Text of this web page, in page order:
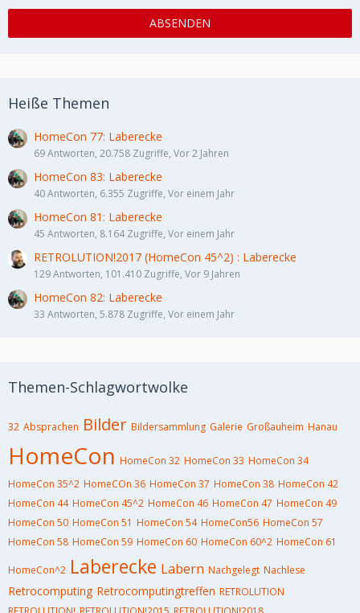
Heiße Themen
HomeCon 77: Laberecke
69 Antworten, 20.758 Zugriffe, Vor 2 Jahren
HomeCon 83: Laberecke
40 Antworten, 6.355 Zugriffe, Vor einem Jahr
HomeCon 81: Laberecke
45 Antworten, 8.164 Zugriffe, Vor einem Jahr
RETROLUTION!2017 (HomeCon 45^2) : Laberecke
129 Antworten, 101.410 Zugriffe, Vor 9 Jahren
HomeCon 82: Laberecke
33 Antworten, 5.878 Zugriffe, Vor einem Jahr
Themen-Schlagwortwolke
32 Absprachen Bilder Bildersammlung Galerie Großauheim Hanau
HomeCon HomeCon 32 HomeCon 33 HomeCon 34
HomeCon 35^2 HomeCOn 36 HomeCon 37 HomeCon 38 HomeCon 42
HomeCon 44 HomeCon 45^2 HomeCon 46 HomeCon 47 HomeCon 49
HomeCon 50 HomeCon 51 HomeCon 54 HomeCon56 HomeCon 57
HomeCon 58 HomeCon 59 HomeCon 60 HomeCon 60^2 HomeCon 61
HomeCon^2 Laberecke Labern Nachgelegt Nachlese
Retrocomputing Retrocomputingtreffen RETROLUTION